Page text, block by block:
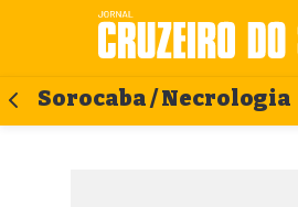
Sorocaba / Necrologia